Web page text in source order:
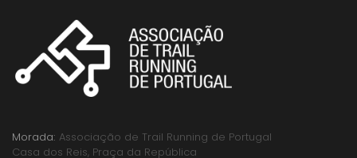
Morada: Associação de Trail Running de Portugal
Casa dos Reis, Praça da República